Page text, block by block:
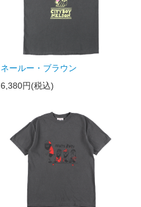
ネールー・ブラウン
6,380円(税込)